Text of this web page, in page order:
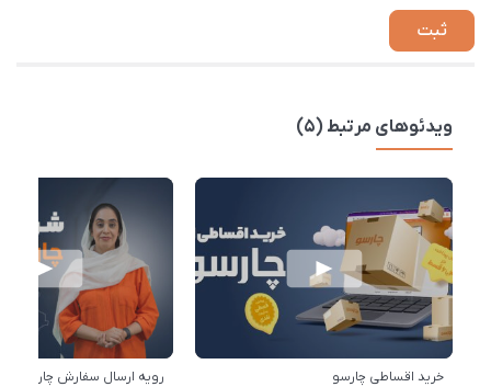
ویدئوهای مرتبط (5)
خرید اقساطی چارسو رویه ارسال سفارش چارسو